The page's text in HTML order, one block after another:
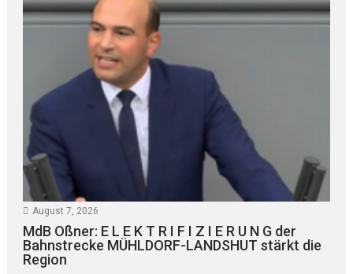
August 7, 2026
MdB Oßner: E L E K T R I F I Z I E R U N G der
Bahnstrecke MÜHLDORF-LANDSHUT stärkt die
Region